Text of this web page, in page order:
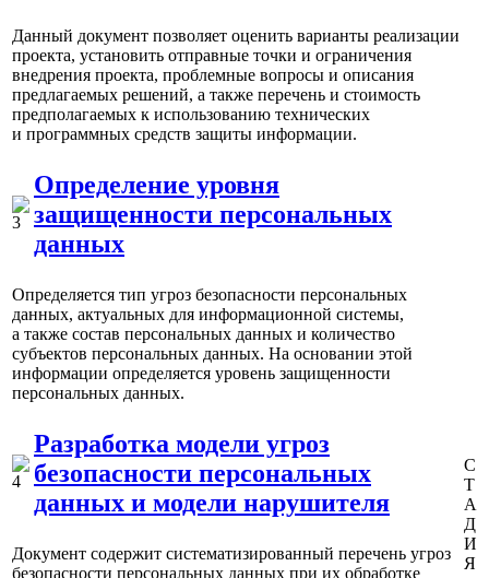
С
Т
А
Д
И
Я
Данный документ позволяет оценить варианты реализации
проекта, установить отправные точки и ограничения
внедрения проекта, проблемные вопросы и описания
предлагаемых решений, а также перечень и стоимость
предполагаемых к использованию технических
и программных средств защиты информации.
Определение уровня
защищенности персональных
данных
Определяется тип угроз безопасности персональных
данных, актуальных для информационной системы,
а также состав персональных данных и количество
субъектов персональных данных. На основании этой
информации определяется уровень защищенности
персональных данных.
Разработка модели угроз
безопасности персональных
данных и модели нарушителя
Документ содержит систематизированный перечень угроз
безопасности персональных данных при их обработке